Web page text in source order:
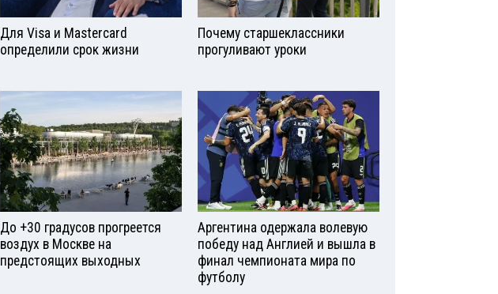
Для Visа и Mastercard
определили срок жизни
Почему старшеклассники
прогуливают уроки
До +30 градусов прогреется
воздух в Москве на
предстоящих выходных
Аргентина одержала волевую
победу над Англией и вышла в
финал чемпионата мира по
футболу